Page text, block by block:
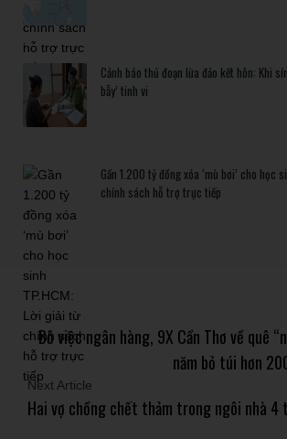
Cảnh báo thủ đoạn lừa đảo kết hôn: Khi
bẫy’ tinh vi
Gần 1.200 tỷ đồng xóa ‘mù bơi’ cho học
chính sách hỗ trợ trực tiếp
Bỏ việc ngân hàng, 9X Cần Thơ về quê
năm bỏ túi hơn
Next Article
Hai vợ chồng chết thảm trong ngôi nhà 4